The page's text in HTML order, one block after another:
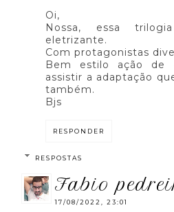
Oi,
Nossa, essa
eletrizante.
Com protagonistas
Bem estilo ação de
assistir a adaptação
também.
Bjs
RESPONDER
RESPOSTAS
fabio
17/08/2022, 23:01